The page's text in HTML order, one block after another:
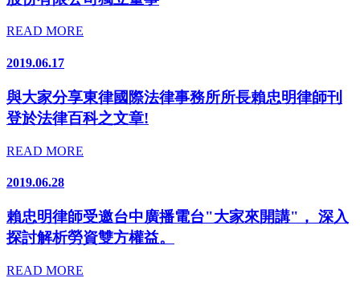
READ MORE
2019.06.17
與大家分享東律國際法律事務所所長賴忠明律師刊
登於法律百科之文章!
READ MORE
2019.06.28
賴忠明律師受邀台中廣播電台"大家來開講"， 深入
探討解析勞資雙方權益。
READ MORE